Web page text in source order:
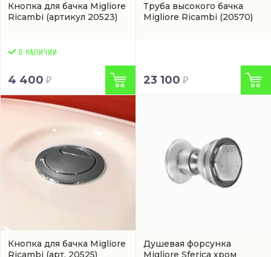
Кнопка для бачка Migliore
Ricambi (артикул 20523)
4 400
Труба высокого бачка
Migliore Ricambi (20570)
23 100
Кнопка для бачка Migliore
Ricambi (арт. 20525)
Душевая форсунка
Migliore Sferica хром